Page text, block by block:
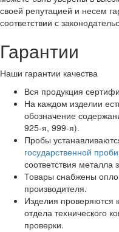
своей репутацией и несем
соответствии с
Гарантии
Наши гарантии качества
Вся продукция
На каждом изделии
обозначение
925-я, 999-я).
Пробы
государственной
соответствия
Товары снабжены
производителя.
Изделия проверяются
отдела технического
проверки.